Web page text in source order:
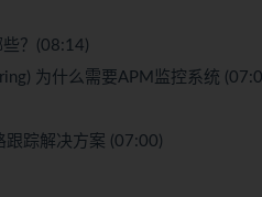
？(08:14)
为什么需要APM监控系统
跟踪解决方案 (07:00)